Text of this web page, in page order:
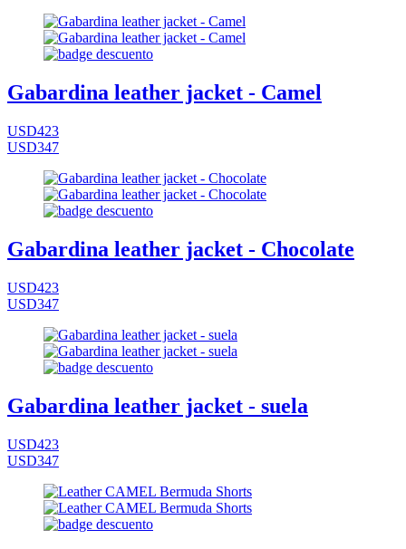
Gabardina leather jacket - Camel
USD423
USD347
Gabardina leather jacket - Chocolate
USD423
USD347
Gabardina leather jacket - suela
USD423
USD347